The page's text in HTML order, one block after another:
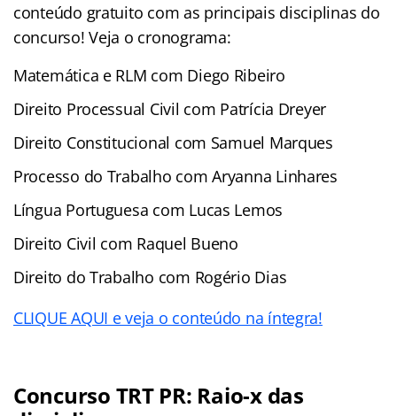
conteúdo gratuito com as principais disciplinas do
concurso! Veja o cronograma:
Matemática e RLM com Diego Ribeiro
Direito Processual Civil com Patrícia Dreyer
Direito Constitucional com Samuel Marques
Processo do Trabalho com Aryanna Linhares
Língua Portuguesa com Lucas Lemos
Direito Civil com Raquel Bueno
Direito do Trabalho com Rogério Dias
CLIQUE AQUI e veja o conteúdo na íntegra!
Concurso TRT PR: Raio-x das